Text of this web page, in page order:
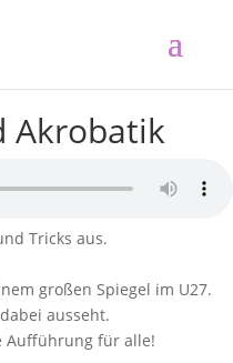
Akrobatik
Tricks aus.
großen Spiegel im U27.
ausseht.
Aufführung für alle!